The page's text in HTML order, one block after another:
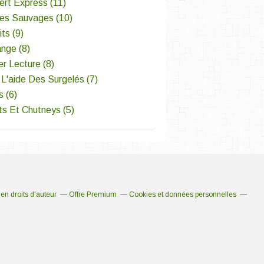
Express (11)
Sauvages (10)
(9)
(8)
Lecture (8)
Des Surgelés (7)
(6)
Et Chutneys (5)
droits d'auteur Offre Premium Cookies et données personnelles